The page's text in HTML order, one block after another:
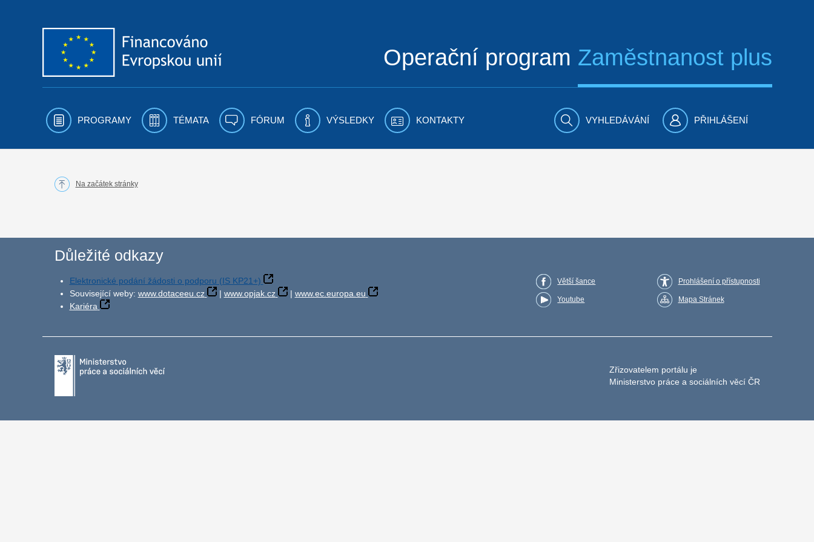
Operační program Zaměstnanost plus
PROGRAMY TÉMATA FÓRUM VÝSLEDKY KONTAKTY VYHLEDÁVÁNÍ PŘIHLÁŠENÍ
Na začátek stránky
Důležité odkazy
Elektronické podání žádosti o podporu (IS KP21+)
Související weby: www.dotaceeu.cz | www.opjak.cz | www.ec.europa.eu
Kariéra
Větší šance
Youtube
Prohlášení o přístupnosti
Mapa Stránek
Zřizovatelem portálu je
Ministerstvo práce a sociálních věcí ČR